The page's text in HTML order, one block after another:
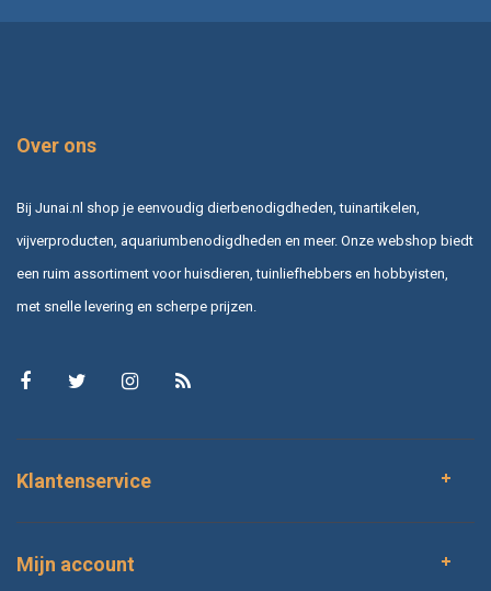
Over ons
Bij Junai.nl shop je eenvoudig dierbenodigdheden, tuinartikelen,
vijverproducten, aquariumbenodigdheden en meer. Onze webshop biedt
een ruim assortiment voor huisdieren, tuinliefhebbers en hobbyisten,
met snelle levering en scherpe prijzen.
Klantenservice
Mijn account